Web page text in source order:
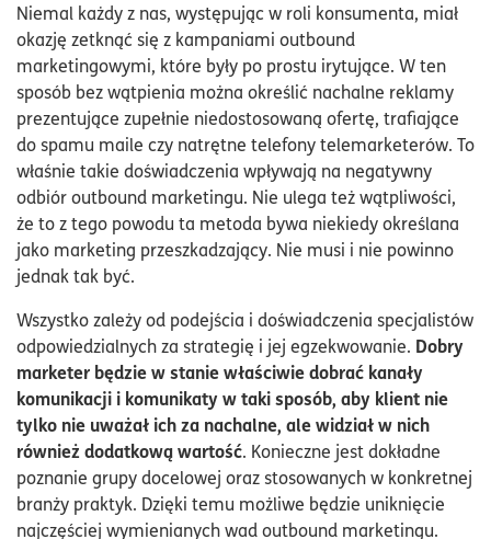
Niemal każdy z nas, występując w roli konsumenta, miał
okazję zetknąć się z kampaniami outbound
marketingowymi, które były po prostu irytujące. W ten
sposób bez wątpienia można określić nachalne reklamy
prezentujące zupełnie niedostosowaną ofertę, trafiające
do spamu maile czy natrętne telefony telemarketerów. To
właśnie takie doświadczenia wpływają na negatywny
odbiór outbound marketingu. Nie ulega też wątpliwości,
że to z tego powodu ta metoda bywa niekiedy określana
jako marketing przeszkadzający. Nie musi i nie powinno
jednak tak być.
Wszystko zależy od podejścia i doświadczenia specjalistów
odpowiedzialnych za strategię i jej egzekwowanie. Dobry
marketer będzie w stanie właściwie dobrać kanały
komunikacji i komunikaty w taki sposób, aby klient nie
tylko nie uważał ich za nachalne, ale widział w nich
również dodatkową wartość. Konieczne jest dokładne
poznanie grupy docelowej oraz stosowanych w konkretnej
branży praktyk. Dzięki temu możliwe będzie uniknięcie
najczęściej wymienianych wad outbound marketingu.